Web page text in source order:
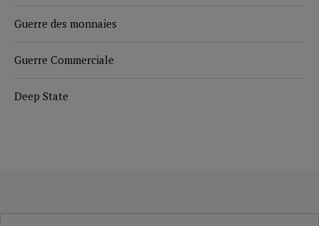
Guerre des monnaies
Guerre Commerciale
Deep State